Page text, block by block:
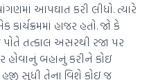
આપઘાત કરી લીધો. ત્યારે
હાજર હતો. જો કે
તત્કાલ અસરથી રજા પર
હોવાનું બહાનું કરીને કોઇ
સુધી તેના વિશે કોઇ જ